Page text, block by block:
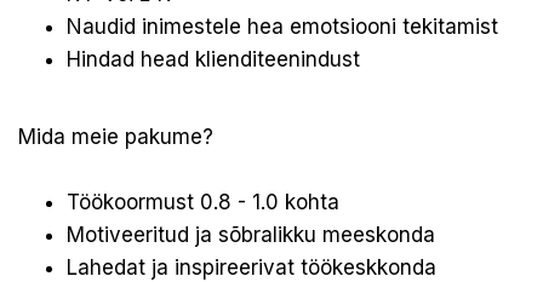
Naudid inimestele hea emotsiooni tekitamist
Hindad head klienditeenindust
Mida meie pakume?
Töökoormust 0.8 - 1.0 kohta
Motiveeritud ja sõbralikku meeskonda
Lahedat ja inspireerivat töökeskkonda